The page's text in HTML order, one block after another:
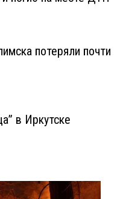
потеряли почти
в Иркутске